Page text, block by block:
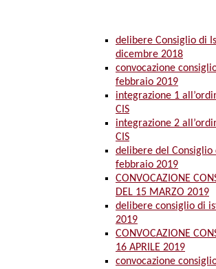
delibere Consiglio di
dicembre 2018
convocazione
febbraio 2019
integrazione 1
CIS
integrazione 2
CIS
delibere del
febbraio 2019
CONVOCAZIONE
DEL 15 MARZO 2019
delibere consiglio di
2019
CONVOCAZIONE
16 APRILE 2019
convocazione